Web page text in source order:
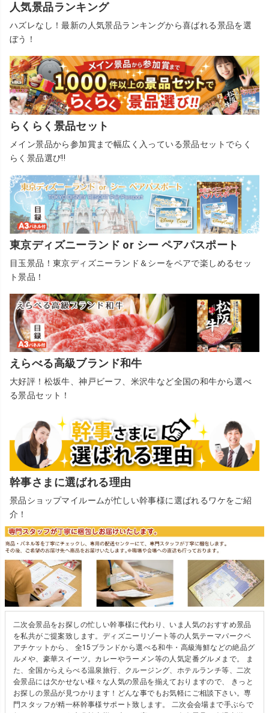
人気景品ランキング
ハズレなし！最新の人気景品ランキングから喜ばれる景品を選
ぼう！
らくらく景品セット
メイン景品から参加賞まで幅広く入っている景品セットでらく
らく景品選び!!
東京ディズニーランド or シー ペアパスポート
目玉景品！東京ディズニーランド＆シーをペアで楽しめるセッ
ト景品！
えらべる高級ブランド和牛
大好評！松坂牛、神戸ビーフ、米沢牛など全国の和牛から選べ
る景品セット！
幹事さまに選ばれる理由
景品ショップマイルームが忙しい幹事様に選ばれるワケをご紹
介！
二次会景品をお探しの忙しい幹事様に代わり、いま人気のおすすめ景品
を私共がご提案致します。ディズニーリゾート等の人気テーマパークペ
アチケットから、 全15ブランドから選べる和牛・高級海鮮などの絶品グ
ルメや、豪華スイーツ。カレーやラーメン等の人気定番グルメまで。 ま
た、全国からえらべる温泉旅行、クルージング、ホテルランチ等、二次
会景品には欠かせない様々な人気の景品を揃えておりますので、 きっと
お探しの景品が見つかります！どんな事でもお気軽にご相談下さい。専
門スタッフが精一杯幹事様サポート致します。 二次会会場まで手ぶらで